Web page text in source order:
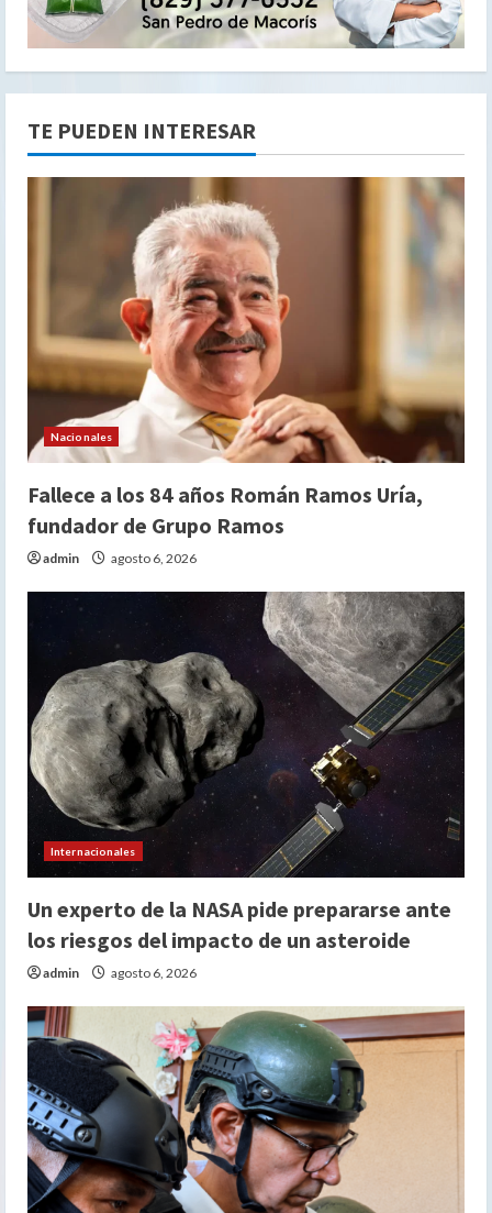
TE PUEDEN INTERESAR
Nacionales
Fallece a los 84 años Román Ramos Uría,
fundador de Grupo Ramos
admin agosto 6, 2026
Internacionales
Un experto de la NASA pide prepararse ante
los riesgos del impacto de un asteroide
admin agosto 6, 2026